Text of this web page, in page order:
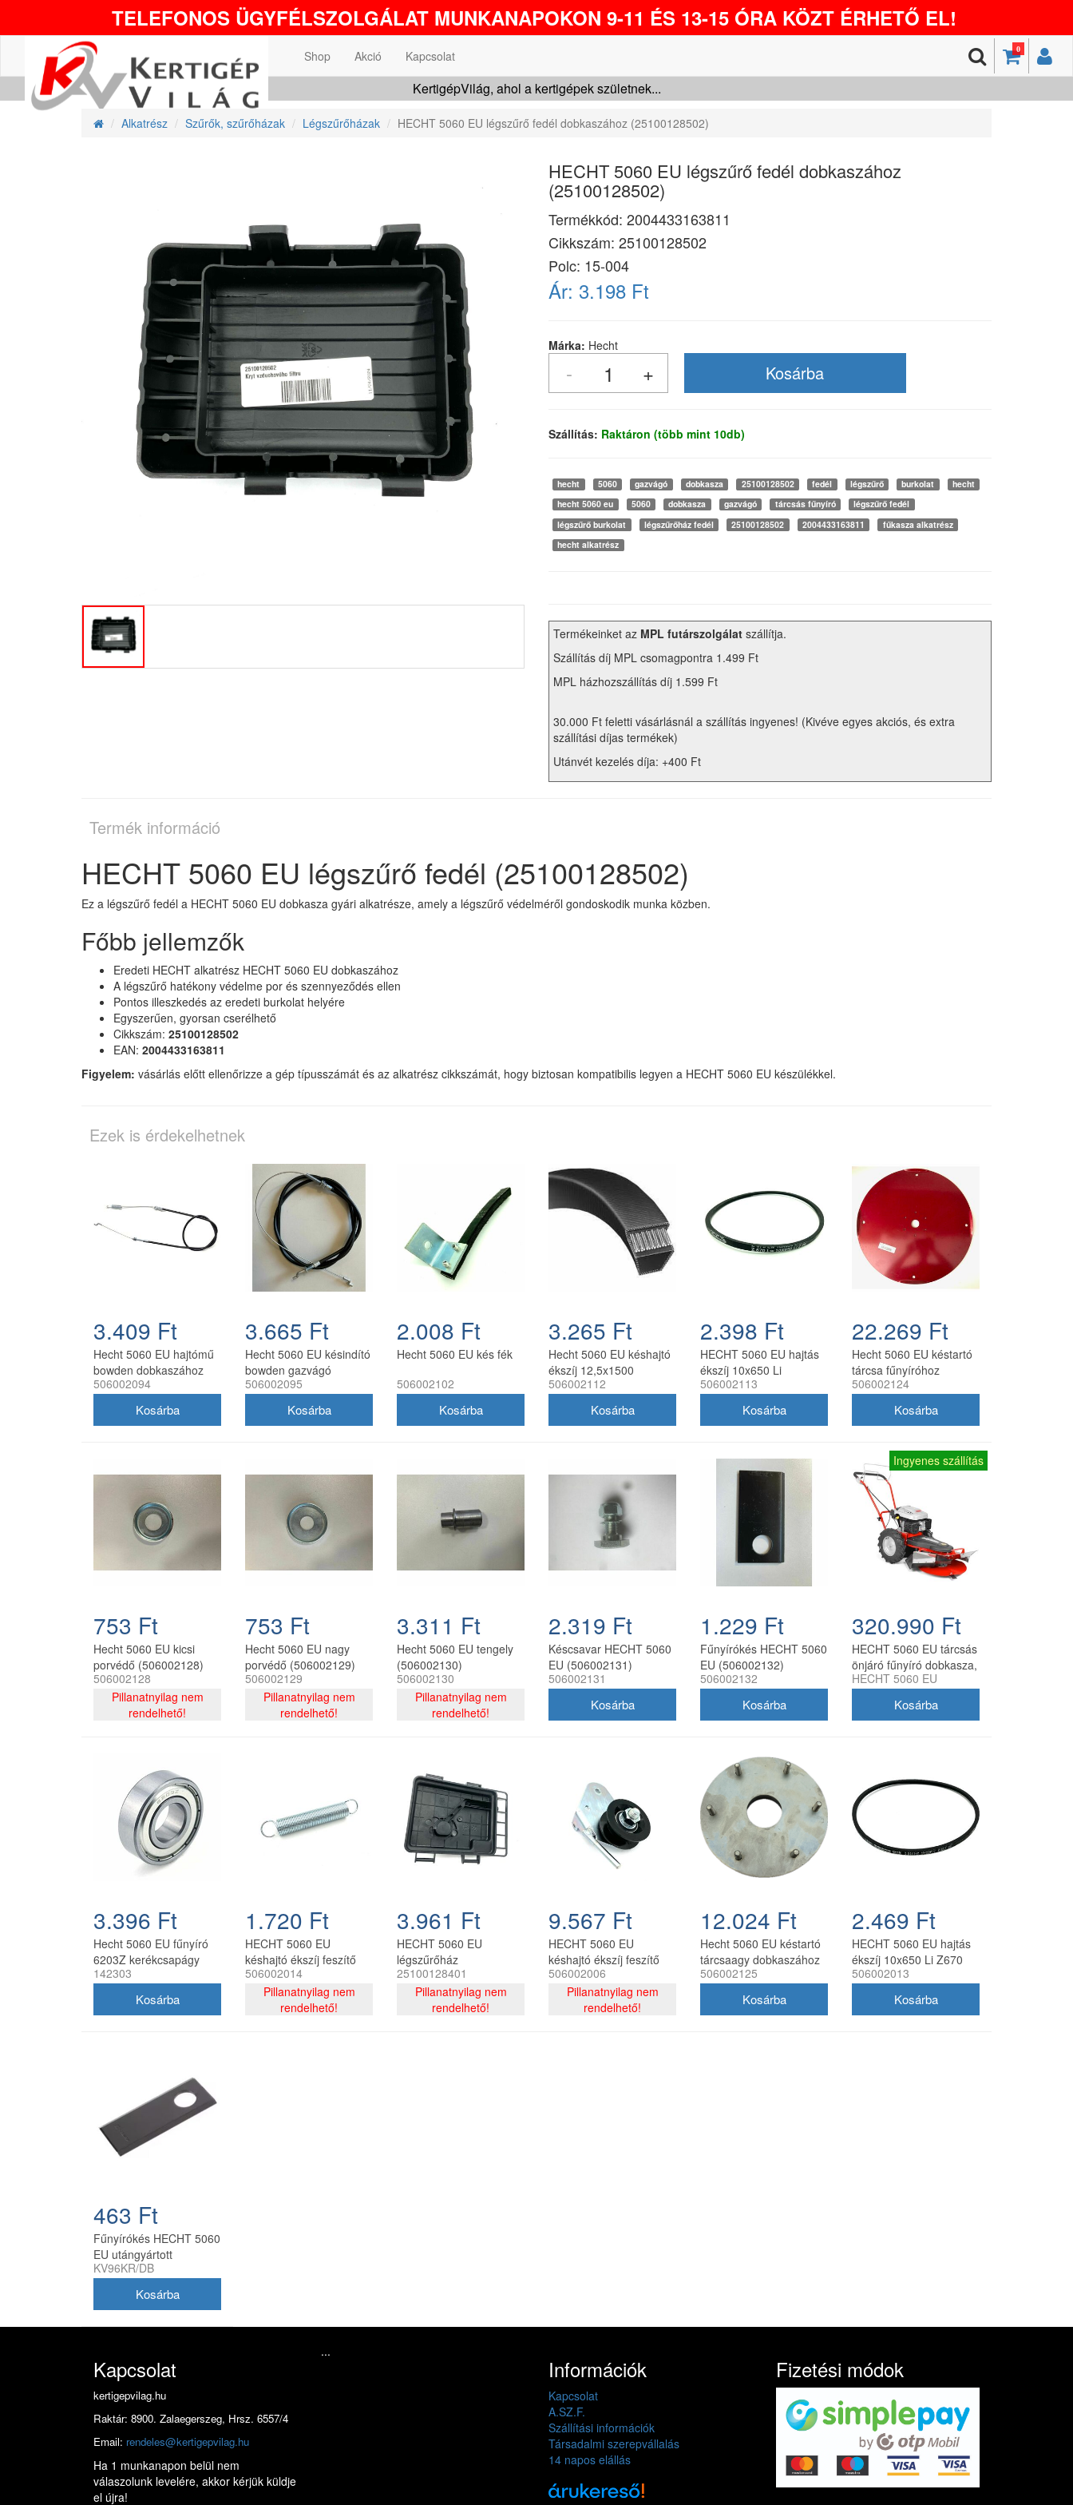
TELEFONOS ÜGYFÉLSZOLGÁLAT MUNKANAPOKON 9-11 ÉS 13-15 ÓRA KÖZT ÉRHETŐ EL!
0
Shop Akció Kapcsolat
KertigépVilág, ahol a kertigépek születnek...
Alkatrész Szűrők, szűrőházak Légszűrőházak HECHT 5060 EU légszűrő fedél dobkaszához (25100128502)
HECHT 5060 EU légszűrő fedél dobkaszához
(25100128502)
Termékkód: 2004433163811
Cikkszám: 25100128502
Polc: 15-004
Ár: 3.198 Ft
Márka: Hecht
Szállítás: Raktáron (több mint 10db)
hecht 5060 gazvágó dobkasza 25100128502 fedél légszűrő burkolat
hecht
hecht 5060 eu
5060 dobkasza gazvágó tárcsás fűnyíró
légszűrő fedél
légszűrő burkolat
légszűrőház fedél 25100128502 2004433163811
fűkasza alkatrész
hecht alkatrész
Termékeinket az MPL futárszolgálat szállítja.
Szállítás díj MPL csomagpontra 1.499 Ft
MPL házhozszállítás díj 1.599 Ft
30.000 Ft feletti vásárlásnál a szállítás ingyenes! (Kivéve egyes akciós, és extra
szállítási díjas termékek)
Utánvét kezelés díja: +400 Ft
Termék információ
HECHT 5060 EU légszűrő fedél (25100128502)
Ez a légszűrő fedél a HECHT 5060 EU dobkasza gyári alkatrésze, amely a légszűrő védelméről gondoskodik munka közben.
Főbb jellemzők
Eredeti HECHT alkatrész HECHT 5060 EU dobkaszához
A légszűrő hatékony védelme por és szennyeződés ellen
Pontos illeszkedés az eredeti burkolat helyére
Egyszerűen, gyorsan cserélhető
Cikkszám: 25100128502
EAN: 2004433163811
Figyelem: vásárlás előtt ellenőrizze a gép típusszámát és az alkatrész cikkszámát, hogy biztosan kompatibilis legyen a HECHT 5060 EU készülékkel.
Ezek is érdekelhetnek
3.409 Ft
Hecht 5060 EU hajtómű
bowden dobkaszához
506002094
3.665 Ft
Hecht 5060 EU késindító
bowden gazvágó
dobkaszához
506002095
2.008 Ft
Hecht 5060 EU kés fék
506002102
3.265 Ft
Hecht 5060 EU késhajtó
ékszíj 12,5x1500
dobkaszához és
506002112
2.398 Ft
HECHT 5060 EU hajtás
ékszíj 10x650 Li
dobkaszához
506002113
22.269 Ft
Hecht 5060 EU késtartó
tárcsa fűnyíróhoz
506002124
753 Ft
Hecht 5060 EU kicsi
porvédő (506002128)
506002128
Pillanatnyilag nem
rendelhető!
753 Ft
Hecht 5060 EU nagy
porvédő (506002129)
506002129
Pillanatnyilag nem
rendelhető!
3.311 Ft
Hecht 5060 EU tengely
(506002130)
506002130
Pillanatnyilag nem
rendelhető!
2.319 Ft
Késcsavar HECHT 5060
EU (506002131)
506002131
1.229 Ft
Fűnyírókés HECHT 5060
EU (506002132)
506002132
Ingyenes szállítás
320.990 Ft
HECHT 5060 EU tárcsás
önjáró fűnyíró dobkasza,
60 cm, 173 cm3
HECHT 5060 EU
3.396 Ft
Hecht 5060 EU fűnyíró
6203Z kerékcsapágy
142303
1.720 Ft
HECHT 5060 EU
késhajtó ékszíj feszítő
rugó
506002014
Pillanatnyilag nem
rendelhető!
3.961 Ft
HECHT 5060 EU
légszűrőház
dobkaszához
25100128401
Pillanatnyilag nem
rendelhető!
9.567 Ft
HECHT 5060 EU
késhajtó ékszíj feszítő
görgő konzollal
506002006
Pillanatnyilag nem
rendelhető!
12.024 Ft
Hecht 5060 EU késtartó
tárcsaagy dobkaszához
506002125
2.469 Ft
HECHT 5060 EU hajtás
ékszíj 10x650 Li Z670
dobkaszához
506002013
463 Ft
Fűnyírókés HECHT 5060
EU utángyártott
KV96KR/DB
Kapcsolat
kertigepvilag.hu
Raktár: 8900. Zalaegerszeg, Hrsz. 6557/4
Email: rendeles@kertigepvilag.hu
Ha 1 munkanapon belül nem
válaszolunk levelére, akkor kérjük küldje
el újra!
...
Információk
Kapcsolat
A.SZ.F.
Szállítási információk
Társadalmi szerepvállalás
14 napos elállás
Fizetési módok